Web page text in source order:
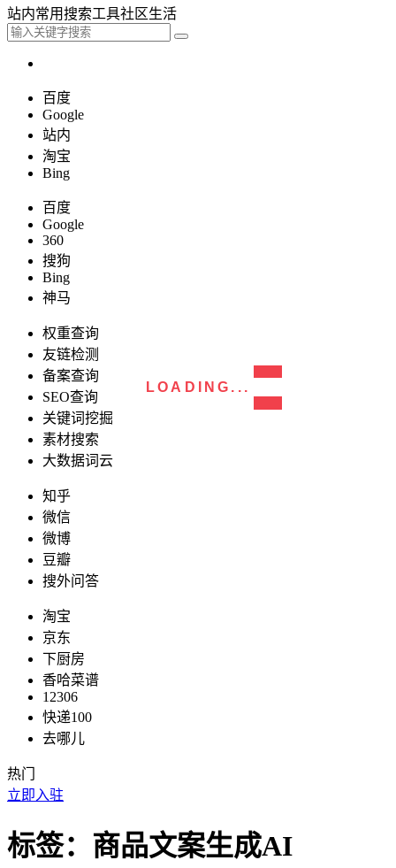
LOADING...
站内常用搜索工具社区生活
百度
Google
站内
淘宝
Bing
百度
Google
360
搜狗
Bing
神马
权重查询
友链检测
备案查询
SEO查询
关键词挖掘
素材搜索
大数据词云
知乎
微信
微博
豆瓣
搜外问答
淘宝
京东
下厨房
香哈菜谱
12306
快递100
去哪儿
热门
立即入驻
标签：商品文案生成AI